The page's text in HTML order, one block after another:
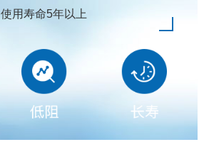
使用寿命5年以上